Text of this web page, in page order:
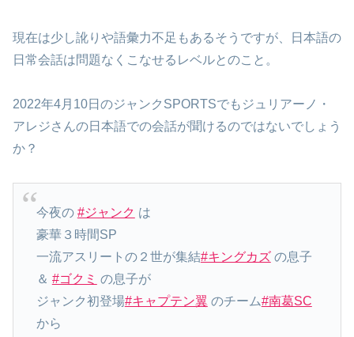
現在は少し訛りや語彙力不足もあるそうですが、日本語の
日常会話は問題なくこなせるレベルとのこと。
2022年4月10日のジャンクSPORTSでもジュリアーノ・
アレジさんの日本語での会話が聞けるのではないでしょう
か？
今夜の #ジャンク は
豪華３時間SP
一流アスリートの２世が集結#キングカズの息子
＆ #ゴクミ の息子が
ジャンク初登場#キャプテン翼 のチーム#南葛SC
から